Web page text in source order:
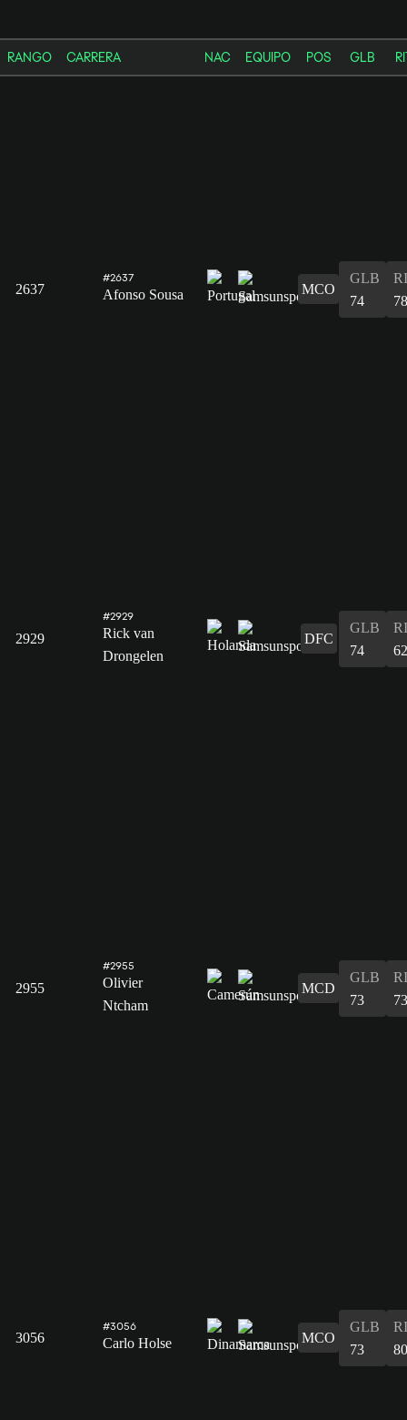
RANGO CARRERA NAC EQUIPO POS GLB
2637
#2637
Afonso Sousa MCO
GLB
74
78
2929
#2929
Rick van
Drongelen
DFC
GLB
74
62
2955
#2955
Olivier
Ntcham
MCD
GLB
73
73
3056
#3056
Carlo Holse MCO
GLB
73
80